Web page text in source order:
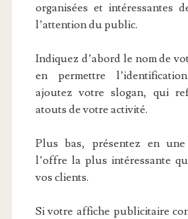
organisées et intéressantes
l’attention du public.
Indiquez d’abord le nom de
en permettre
ajoutez votre slogan, qui
atouts de votre activité.
Plus bas, présentez en
l’offre la plus intéressante
vos clients.
Si votre affiche publicitaire